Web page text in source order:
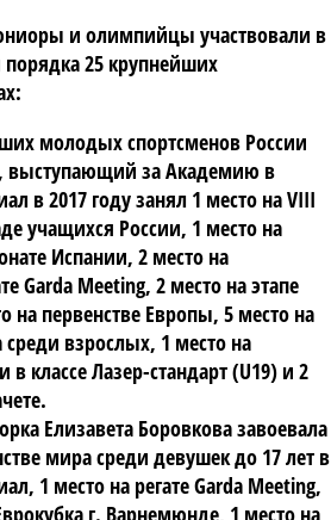
и олимпийцы участвовали в
порядка 25 крупнейших
молодых спортсменов России
выступающий за Академию в
в 2017 году занял 1 место на VIII
учащихся России, 1 место на
Испании, 2 место на
Garda Meeting, 2 место на этапе
на первенстве Европы, 5 место на
взрослых, 1 место на
в классе Лазер-стандарт (U19) и 2
Елизавета Боровкова завоевала
мира среди девушек до 17 лет в
1 место на регате Garda Meeting,
г. Варнемюнде, 1 место на